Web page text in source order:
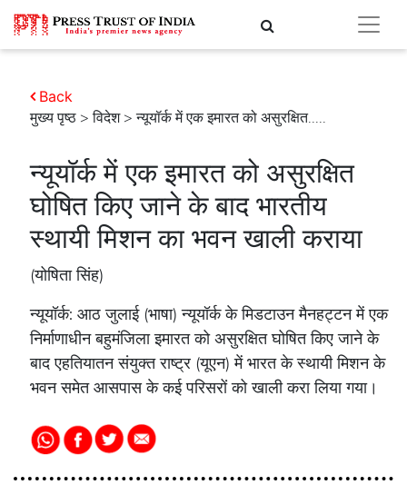
मुख्य पृष्ठ >विदेश> न्यूयॉर्क में एक इमारत को असुरक्षित.....
Back
न्यूयॉर्क में एक इमारत को असुरक्षित
घोषित किए जाने के बाद भारतीय
स्थायी मिशन का भवन खाली कराया
(योषिता सिंह)
न्यूयॉर्क: आठ जुलाई (भाषा) न्यूयॉर्क के मिडटाउन मैनहट्टन में एक
निर्माणाधीन बहुमंजिला इमारत को असुरक्षित घोषित किए जाने के
बाद एहतियातन संयुक्त राष्ट्र (यूएन) में भारत के स्थायी मिशन के
भवन समेत आसपास के कई परिसरों को खाली करा लिया गया।